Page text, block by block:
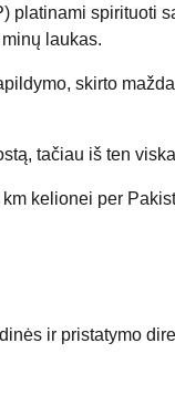
platinami spirituoti
laukas.
skirto
tačiau iš ten
kelionei per
ir pristatymo